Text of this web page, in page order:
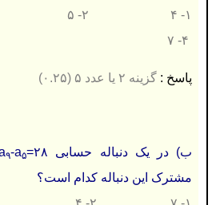
پاسخ : گزینه ۲ یا عدد ۵ (۰.۲۵)
ب) در یک دنباله حسابی a ۹-a۵
مشترک این دنباله کدام است؟